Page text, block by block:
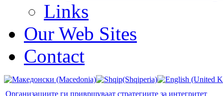
Links
Our Web Sites
Contact
Организациите ги привршуваат стратегиите за интегритет